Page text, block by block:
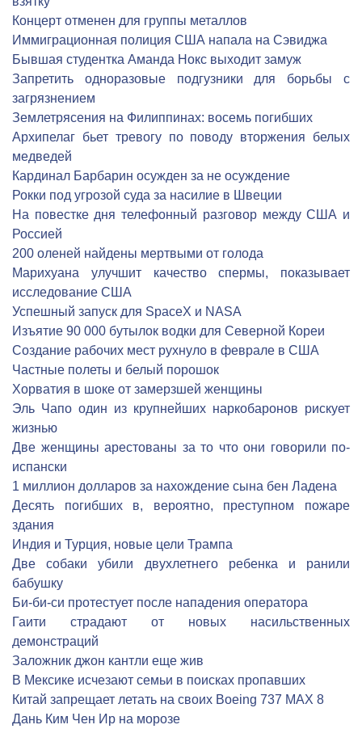
Концерт отменен для группы металлов
Иммиграционная полиция США напала на Сэвиджа
Бывшая студентка Аманда Нокс выходит замуж
Запретить одноразовые подгузники для борьбы с
загрязнением
Землетрясения на Филиппинах: восемь погибших
Архипелаг бьет тревогу по поводу вторжения белых
медведей
Кардинал Барбарин осужден за не осуждение
Рокки под угрозой суда за насилие в Швеции
На повестке дня телефонный разговор между США и
Россией
200 оленей найдены мертвыми от голода
Марихуана улучшит качество спермы, показывает
исследование США
Успешный запуск для SpaceX и NASA
Изъятие 90 000 бутылок водки для Северной Кореи
Создание рабочих мест рухнуло в феврале в США
Частные полеты и белый порошок
Хорватия в шоке от замерзшей женщины
Эль Чапо один из крупнейших наркобаронов рискует
жизнью
Две женщины арестованы за то что они говорили по-
испански
1 миллион долларов за нахождение сына бен Ладена
Десять погибших в, вероятно, преступном пожаре
здания
Индия и Турция, новые цели Трампа
Две собаки убили двухлетнего ребенка и ранили
бабушку
Би-би-си протестует после нападения оператора
Гаити страдают от новых насильственных
демонстраций
Заложник джон кантли еще жив
В Мексике исчезают семьи в поисках пропавших
Китай запрещает летать на своих Boeing 737 MAX 8
Дань Ким Чен Ир на морозе